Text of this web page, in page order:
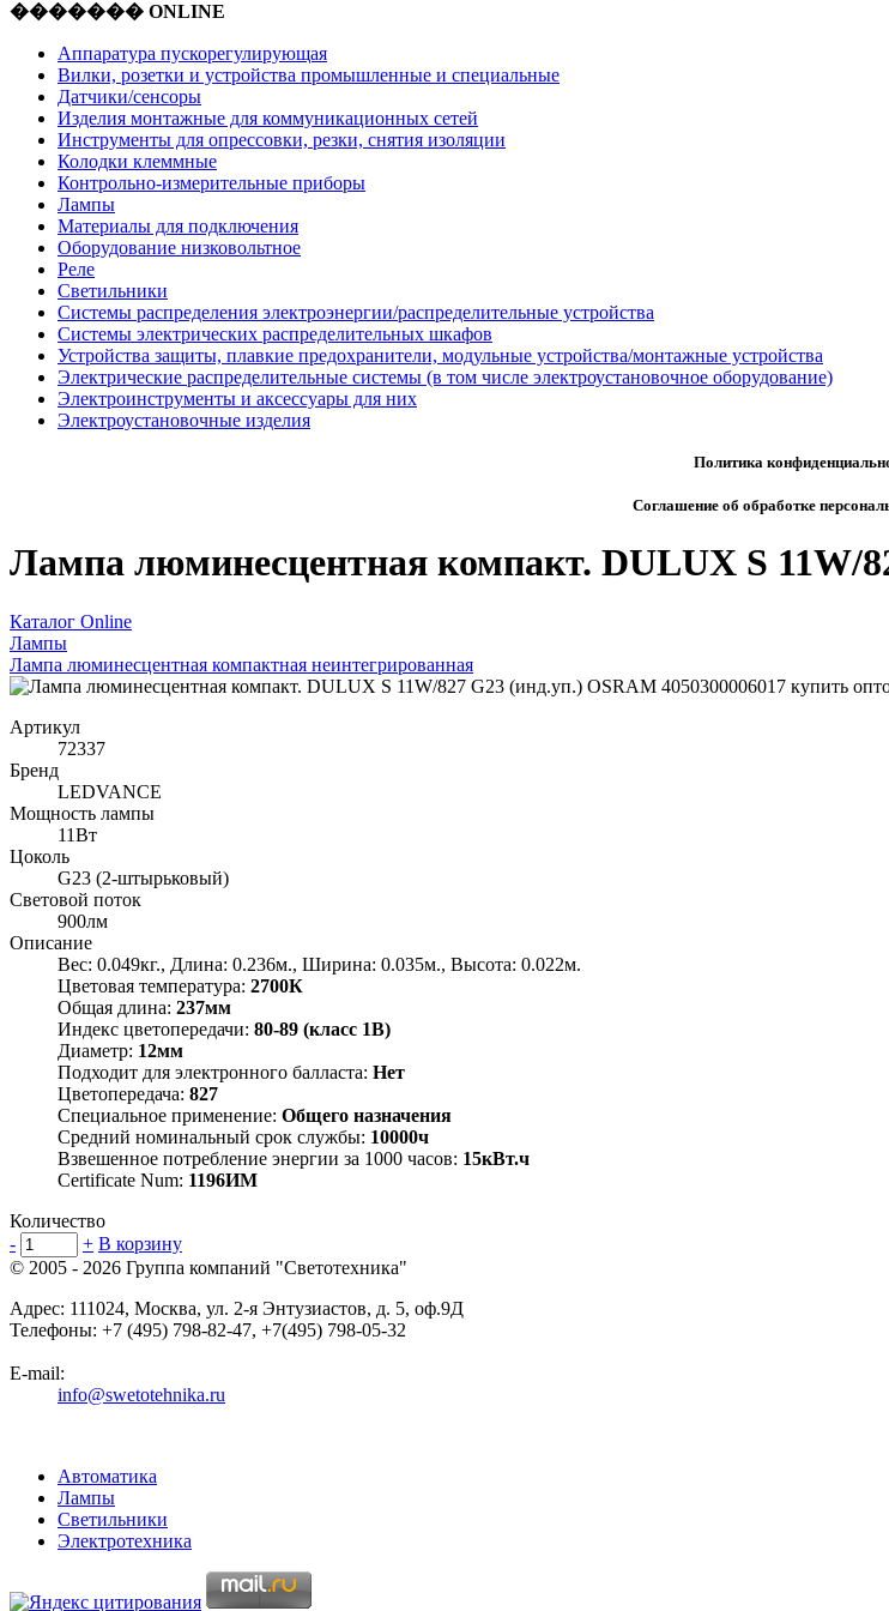
������� ONLINE
Аппаратура пускорегулирующая
Вилки, розетки и устройства промышленные и специальные
Датчики/сенсоры
Изделия монтажные для коммуникационных сетей
Инструменты для опрессовки, резки, снятия изоляции
Колодки клеммные
Контрольно-измерительные приборы
Лампы
Материалы для подключения
Оборудование низковольтное
Реле
Светильники
Системы распределения электроэнергии/распределительные устройства
Системы электрических распределительных шкафов
Устройства защиты, плавкие предохранители, модульные устройства/монтажные устройства
Электрические распределительные системы (в том числе электроустановочное оборудование)
Электроинструменты и аксессуары для них
Электроустановочные изделия
Политика
Соглашение об обработке
Лампа люминесцентная компакт. DULUX S 11W/
Каталог Online
Лампы
Лампа люминесцентная компактная неинтегрированная
Артикул
72337
Бренд
LEDVANCE
Мощность лампы
11Вт
Цоколь
G23 (2-штырьковый)
Световой поток
900лм
Описание
Вес: 0.049кг., Длина: 0.236м., Ширина: 0.035м., Высота: 0.022м.
Цветовая температура: 2700К
Общая длина: 237мм
Индекс цветопередачи: 80-89 (класс 1В)
Диаметр: 12мм
Подходит для электронного балласта: Нет
Цветопередача: 827
Специальное применение: Общего назначения
Средний номинальный срок службы: 10000ч
Взвешенное потребление энергии за 1000 часов: 15кВт.ч
Certificate Num: 1196ИМ
Количество
-
+ В корзину
© 2005 - 2026 Группа компаний "Светотехника"
Адрес: 111024, Москва, ул. 2-я Энтузиастов, д. 5, оф.9Д
Телефоны: +7 (495) 798-82-47, +7(495) 798-05-32
E-mail:
info@swetotehnika.ru
Автоматика
Лампы
Светильники
Электротехника